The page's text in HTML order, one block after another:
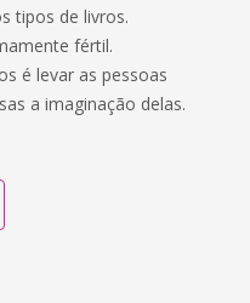
tipos de livros.
fértil.
é levar as pessoas
a imaginação delas.